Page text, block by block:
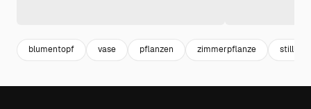
blumentopf vase pflanzen zimmerpflanze